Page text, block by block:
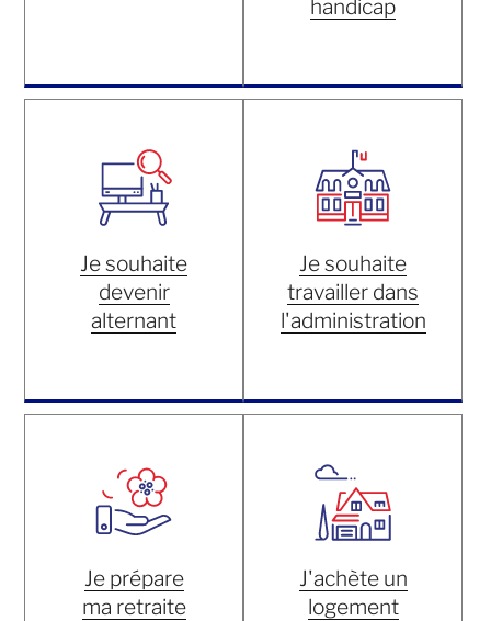
handicap
Je souhaite
devenir
alternant
Je souhaite
travailler dans
l'administration
Je prépare
ma retraite
J'achète un
logement